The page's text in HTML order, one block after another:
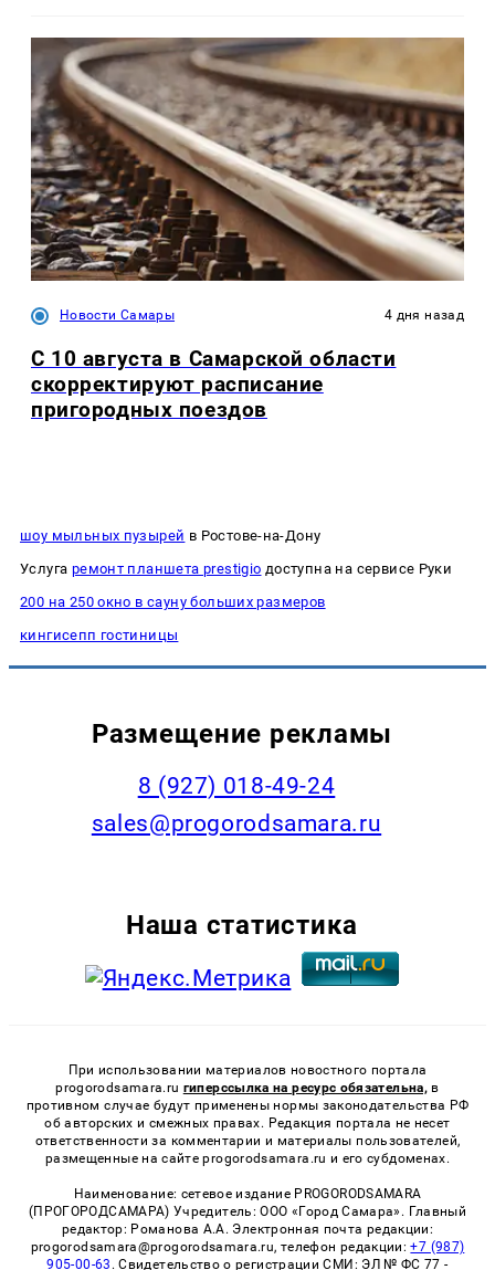
Новости Самары 4 дня назад
С 10 августа в Самарской области
скорректируют расписание
пригородных поездов
шоу мыльных пузырей в Ростове-на-Дону
Услуга ремонт планшета prestigio доступна на сервисе Руки
200 на 250 окно в сауну больших размеров
кингисепп гостиницы
Размещение рекламы
8 (927) 018-49-24
sales@progorodsamara.ru
Наша статистика
При использовании материалов новостного портала
progorodsamara.ru гиперссылка на ресурс обязательна, в
противном случае будут применены нормы законодательства РФ
об авторских и смежных правах. Редакция портала не несет
ответственности за комментарии и материалы пользователей,
размещенные на сайте progorodsamara.ru и его субдоменах.
Наименование: сетевое издание PROGORODSAMARA
(ПРОГОРОДСАМАРА) Учредитель: ООО «Город Самара». Главный
редактор: Романова А.А. Электронная почта редакции:
progorodsamara@progorodsamara.ru, телефон редакции:+7 (987)
905-00-63 . Свидетельство о регистрации СМИ: ЭЛ № ФС 77 -